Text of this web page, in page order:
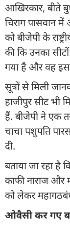
आखिरकार, बीते
चिराग पासवान में
को बीजेपी के
की कि उनका
गया है और वह
सूत्रों से मिली
हाजीपुर सीट भी
हैं. बीजेपी ने एक
चाचा पशुपति
दी.
बताया जा रहा है
काफी नाराज और
को लेकर
ओवैसी कर गए